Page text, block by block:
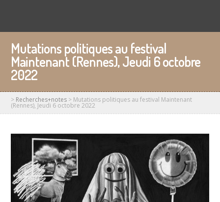
Mutations politiques au festival
Maintenant (Rennes), Jeudi 6 octobre
2022
> Recherches+notes > Mutations politiques au festival Maintenant
(Rennes), Jeudi 6 octobre 2022